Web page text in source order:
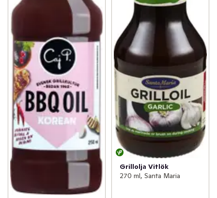
Grillolja Vitlök
270 ml, Santa Maria